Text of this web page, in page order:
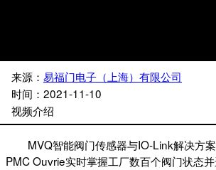
来源： 易福门电子（上海）有限公司
时间： 2021-11-10
视频介绍
MVQ智能阀门传感器与IO-Link解决方
PMC Ouvrie实时掌握工厂数百个阀门状态